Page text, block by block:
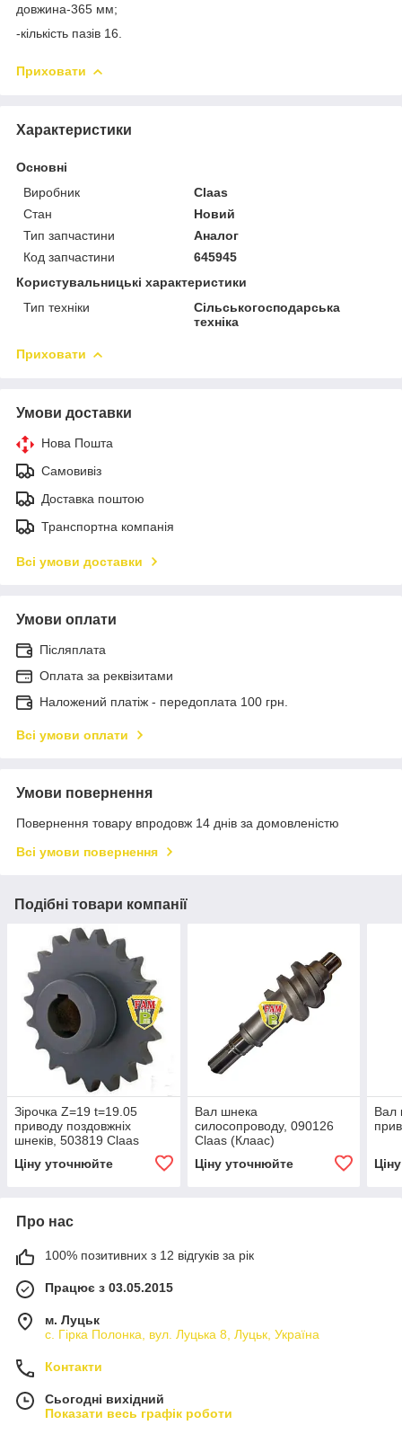
довжина-365 мм;
-кількість пазів 16.
Приховати
Характеристики
Основні
Виробник
Claas
Стан
Новий
Тип запчастини
Аналог
Код запчастини
645945
Користувальницькі характеристики
Тип техніки
Сільськогосподарська
техніка
Приховати
Умови доставки
Нова Пошта
Самовивіз
Доставка поштою
Транспортна компанія
Всі умови доставки
Умови оплати
Післяплата
Оплата за реквізитами
Наложений платіж - передоплата 100 грн.
Всі умови оплати
Умови повернення
Повернення товару впродовж 14 днів за домовленістю
Всі умови повернення
Подібні товари компанії
Зірочка Z=19 t=19.05
приводу поздовжніх
шнеків, 503819 Claas
Ціну уточнюйте
Вал шнека
силосопроводу, 090126
Claas (Клаас)
Ціну уточнюйте
Вал
Про нас
100% позитивних з 12 відгуків за рік
Працює з 03.05.2015
м. Луцьк
с. Гірка Полонка, вул. Луцька 8, Луцьк, Україна
Контакти
Сьогодні вихідний
Показати весь графік роботи